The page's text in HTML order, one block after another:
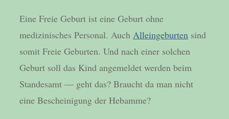
Eine Freie Geburt ist eine Geburt ohne
medizinisches Personal. Auch Alleingeburten sind
somit Freie Geburten. Und nach einer solchen
Geburt soll das Kind angemeldet werden beim
Standesamt — geht das? Braucht da man nicht
eine Bescheinigung der Hebamme?